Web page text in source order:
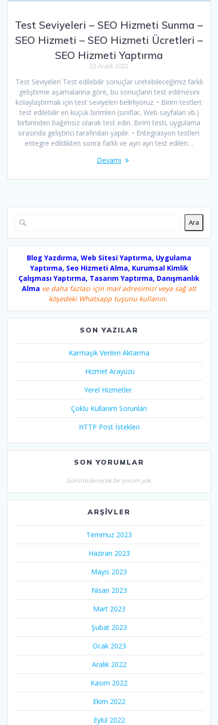
Test Seviyeleri – SEO Hizmeti Sunma –
SEO Hizmeti – SEO Hizmeti Ücretleri –
SEO Hizmeti Yaptırma
22 Aralık 2022
Test Seviyeleri Test edilebilir sonuçlar üretebileceğimiz farklı
geliştirme aşamalarına göre, bu sonuçların test edilmesini
kolaylaştırmak için test seviyeleri belirliyoruz. • Birim testleri:
test edilebilir en küçük birimleri (sınıflar, Web sayfaları vb.)
birbirinden bağımsız olarak test edin. Birim testi, uygulama
sırasında geliştirici tarafından yapılır. • Entegrasyon testleri:
entegre edildikten sonra farklı ve ayrı ayrı test edilen…
Devamı
Ara
Blog Yazdırma, Web Sitesi Yaptırma, Uygulama
Yaptırma, Seo Hizmeti Alma, Kurumsal Kimlik
Çalışması Yaptırma, Tasarım Yaptırma, Danışmanlık
Alma ve daha fazlası için mail adresimizi veya sağ alt
köşedeki Whatsapp tuşunu kullanın.
SON YAZILAR
Karmaşık Verileri Aktarma
Hizmet Arayüzü
Yerel Hizmetler
Çoklu Kullanım Sorunları
HTTP Post İstekleri
SON YORUMLAR
Görüntülenecek bir yorum yok.
ARŞIVLER
Temmuz 2023
Haziran 2023
Mayıs 2023
Nisan 2023
Mart 2023
Şubat 2023
Ocak 2023
Aralık 2022
Kasım 2022
Ekim 2022
Eylül 2022